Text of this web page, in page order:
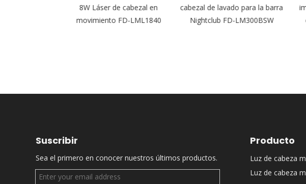
8W Láser de cabezal en
movimiento FD-LML1840
cabezal de lavado para la barra
Nightclub FD-LM300BSW
Suscribir
Sea el primero en conocer nuestros últimos productos.
Producto
Luz de cabeza
Luz de cabeza